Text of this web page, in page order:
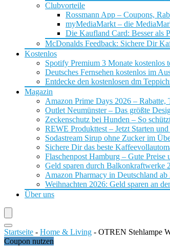
Clubvorteile
Rossmann App – Coupons,
myMediaMarkt – die
Die Kaufland Card: Besser als
McDonalds Feedback: Sichere Dir
Kostenlos
Spotify Premium 3 Monate kostenlos
Deutsches Fernsehen kostenlos im
Entdecke den kostenlosen dm
Magazin
Amazon Prime Days 2026 – Rabatte,
Outlet Neumünster – Das größte
Zeckenschutz bei Hunden – So
REWE Produkttest – Jetzt Starten
Sodastream Sirup ohne Zucker im
Sichere Dir das beste
Flaschenpost Hamburg – Gute Preise
Geld sparen durch Balkonkraftwerke
Amazon Pharmacy in Deutschland ab
Weihnachten 2026: Geld sparen an
Über uns
Startseite - Home & Living - OTREN Stehlampe
Coupon nutzen